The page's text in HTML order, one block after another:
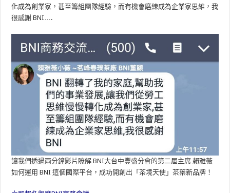
化成為創業家，甚至籌組團隊經驗，而有機會磨練成為企業家思維，我
很感謝 BNI….
讓我們透過兩分鐘影片瞭解 BNI大台中豐盛分會的第二屆主席 賴雅薇
如何運用 BNI 這個國際平台，成功開創出「茶境天使」茶葉新品牌！